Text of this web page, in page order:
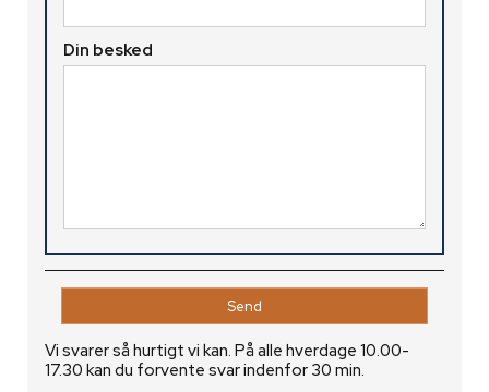
Din besked
Vi svarer så hurtigt vi kan. På alle hverdage 10.00-
17.30 kan du forvente svar indenfor 30 min.